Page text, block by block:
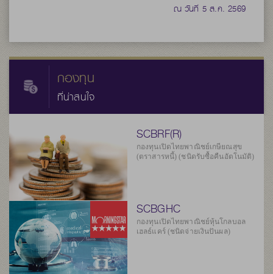
ณ วันที่ 5 ส.ค. 2569
กองทุน
ที่น่าสนใจ
SCBRF(R)
กองทุนเปิดไทยพาณิชย์เกษียณสุข
(ตราสารหนี้) (ชนิดรับซื้อคืนอัตโนมัติ)
SCBGHC
กองทุนเปิดไทยพาณิชย์หุ้นโกลบอล
เฮลธ์แคร์ (ชนิดจ่ายเงินปันผล)